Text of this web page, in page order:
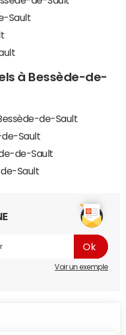
Sault
à Bessède-de-
de-Sault
de-Sault
de-Sault
de-Sault
Voir un exemple